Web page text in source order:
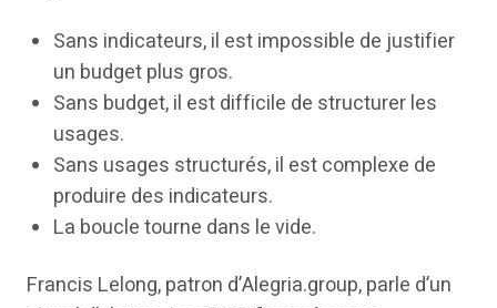
Sans indicateurs, il est impossible de justifier
un budget plus gros.
Sans budget, il est difficile de structurer les
usages.
Sans usages structurés, il est complexe de
produire des indicateurs.
La boucle tourne dans le vide.
Francis Lelong, patron d’Alegria.group, parle d’un